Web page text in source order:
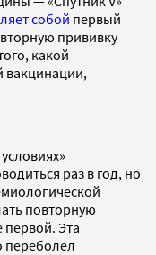
собой первый
прививку
какой
вакцинации,
раз в год, но
повторную
первой. Эта
переболел